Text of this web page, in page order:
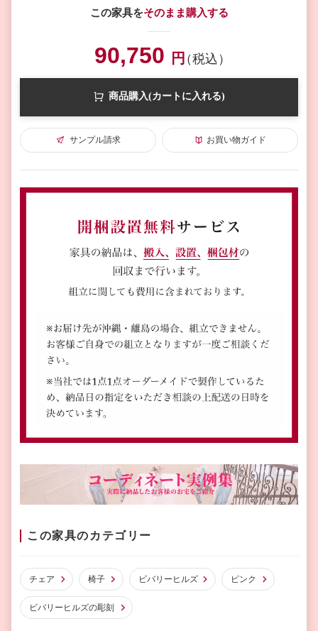
この家具をそのまま購入する
90,750 円（税込）
商品購入(カートに入れる)
サンプル請求 お買い物ガイド
この家具のカテゴリー
チェア 椅子 ビバリーヒルズ ピンク
ビバリーヒルズの彫刻